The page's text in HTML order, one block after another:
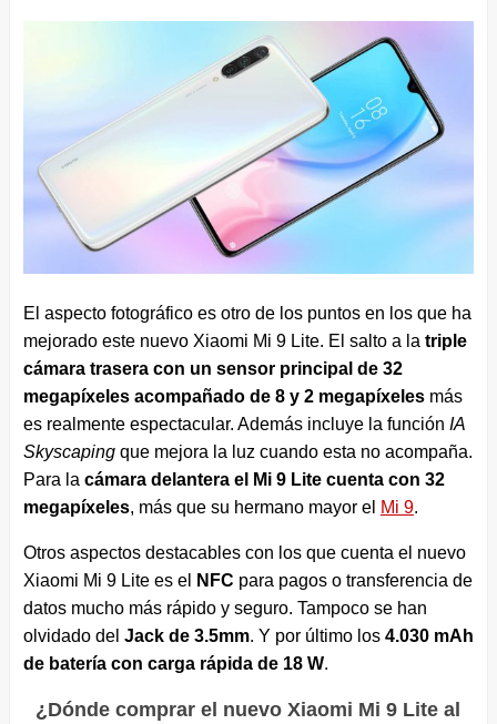
El aspecto fotográfico es otro de los puntos en los que ha
mejorado este nuevo Xiaomi Mi 9 Lite. El salto a la triple
cámara trasera con un sensor principal de 32
megapíxeles acompañado de 8 y 2 megapíxelesmás
es realmente espectacular. Además incluye la función IA
Skyscaping que mejora la luz cuando esta no acompaña.
Para la cámara delantera el Mi 9 Lite cuenta con 32
megapíxeles, más que su hermano mayor el Mi 9.
Otros aspectos destacables con los que cuenta el nuevo
Xiaomi Mi 9 Lite es el
NFC para pagos o transferencia de
datos mucho más rápido y seguro. Tampoco se han
olvidado del Jack de 3.5mm. Y por último los 4.030 mAh
de batería con carga rápida de 18 W.
¿Dónde comprar el nuevo Xiaomi Mi 9 Lite al